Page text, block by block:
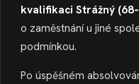
kvalifikaci Strážný
o zaměstnání u jiné
podmínkou.
Po úspěšném